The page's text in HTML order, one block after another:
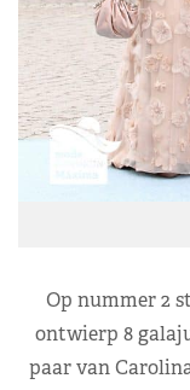
Op nummer 2
ontwierp 8
paar van